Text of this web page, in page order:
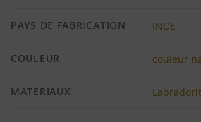
PAYS DE FABRICATION INDE
COULEUR couleur
MATERIAUX